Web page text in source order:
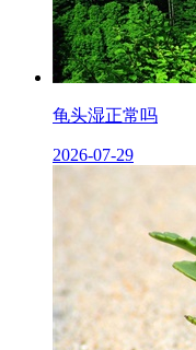
龟头湿正常吗
2026-07-29